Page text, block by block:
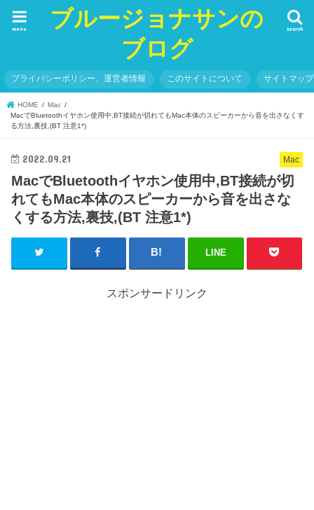
ブルージョナサンの
ブログ
search
menu
プライバシーポリシー、運営者情報 このサイトについて サイトマップ
HOME
Mac
MacでBluetoothイヤホン使用中,BT接続が切れてもMac本体のスピーカーから音を出さなくす
る方法,裏技,(BT 注意1*)
Mac
2022.09.21
MacでBluetoothイヤホン使用中,BT接続が切
れてもMac本体のスピーカーから音を出さな
くする方法,裏技,(BT 注意1*)
LINE
スポンサードリンク